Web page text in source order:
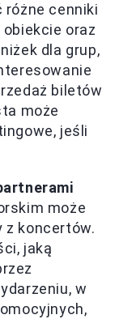
cenniki
oraz
dla grup,
biletów
może
jeśli
może
z koncertów.
jaką
w